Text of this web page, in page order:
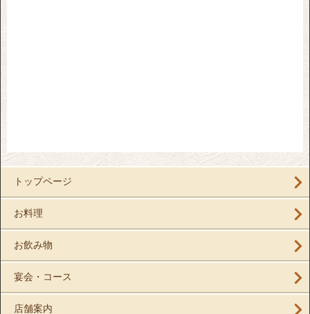
トップページ
お料理
お飲み物
宴会・コース
店舗案内